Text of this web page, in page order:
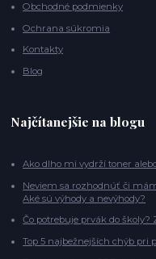
Obchodné podmienky
Ochrana súkromia
Kontakty
Blog
Najčítanejšie na blogu
Ako dlho mi vydrží toner
Neviem sa rozhodnúť či
Aké sú výhody a nevýhody?
Čo potrebuje prvák do školy?
Top 5 najbežnejších chýb pri